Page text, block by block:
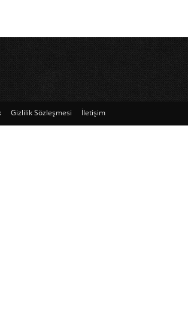
Gizlilik Sözleşmesi İletişim